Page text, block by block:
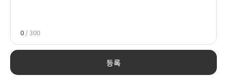
0 / 300
등록